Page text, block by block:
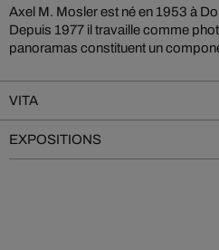
Axel M. Mosler est né en 1953 à
Depuis 1977 il travaille comme
panoramas constituent un
expositions nationales et
l’ont conduit entre autres en Écosse,
VITA
EXPOSITIONS